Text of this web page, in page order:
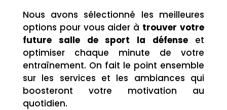
Nous avons sélectionné les meilleures
options pour vous aider à trouver votre
future salle de sport la défense et
optimiser chaque minute de votre
entraînement. On fait le point ensemble
sur les services et les ambiances qui
boosteront votre motivation au
quotidien.